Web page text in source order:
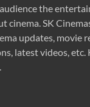
the
cinema. SK
updates, movie
latest videos,